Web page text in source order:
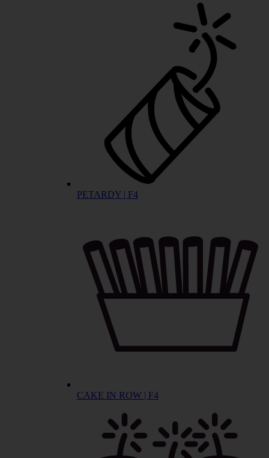
PETARDY | F4
CAKE IN ROW | F4